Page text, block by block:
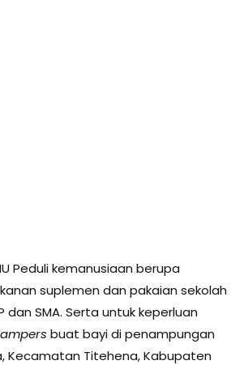
Peduli kemanusiaan berupa
suplemen dan pakaian sekolah
dan SMA. Serta untuk keperluan
buat bayi di penampungan
Kecamatan Titehena, Kabupaten